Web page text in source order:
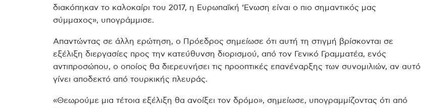
διακόπηκαν το καλοκαίρι του 2017, η Ευρωπαϊκή ‘Ενωση είναι ο πιο σημαντικός μας
σύμμαχος», υπογράμμισε.
Απαντώντας σε άλλη ερώτηση, ο Πρόεδρος σημείωσε ότι αυτή τη στιγμή βρίσκονται σε
εξέλιξη διεργασίες προς την κατεύθυνση διορισμού, από τον Γενικό Γραμματέα, ενός
αντιπροσώπου, ο οποίος θα διερευνήσει τις προοπτικές επανέναρξης των συνομιλιών, αν αυτό
γίνει αποδεκτό από τουρκικής πλευράς.
«Θεωρούμε μια τέτοια εξέλιξη θα ανοίξει τον δρόμο», σημείωσε, υπογραμμίζοντας ότι από